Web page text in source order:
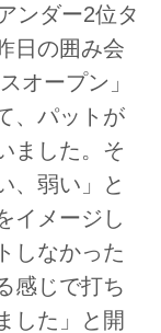
ンダー2位タ
日の囲み会
オープン」
、パットが
ました。そ
、弱い」と
イメージし
しなかった
感じで打ち
した」と開